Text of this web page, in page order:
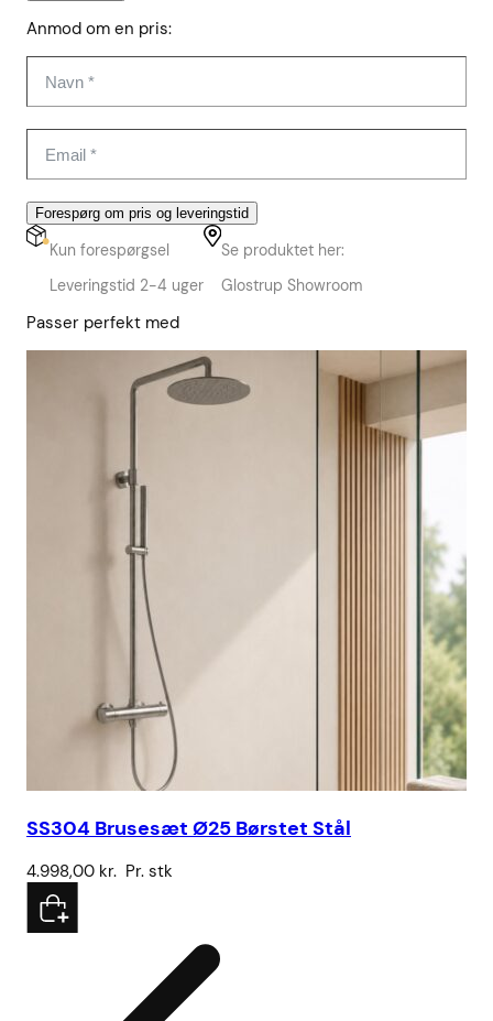
Anmod om en pris:
Forespørg om pris og leveringstid
Kun forespørgsel
Leveringstid 2-4 uger
Se produktet her:
Glostrup Showroom
Passer perfekt med
SS304 Brusesæt Ø25 Børstet Stål
4.998,00 kr. Pr. stk